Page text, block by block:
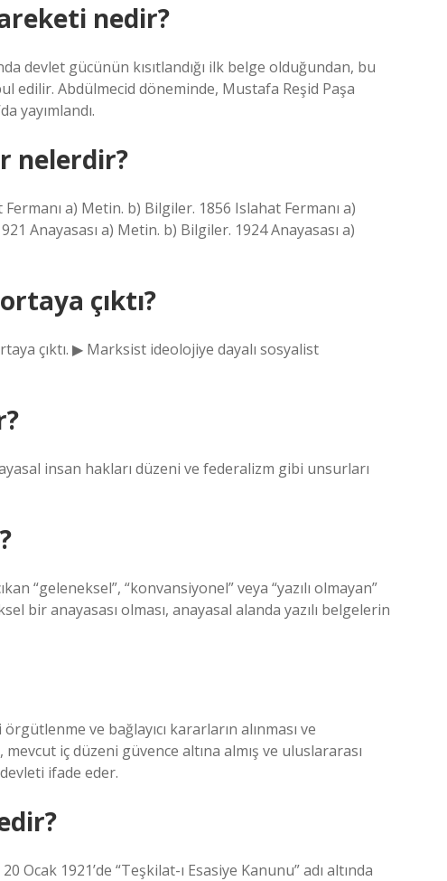
nedir?
devlet gücünün kısıtlandığı ilk belge olduğundan, bu
edilir. Abdülmecid döneminde, Mustafa Reşid Paşa
yayımlandı.
nelerdir?
a) Metin. b) Bilgiler. 1856 Islahat Fermanı a)
Anayasası a) Metin. b) Bilgiler. 1924 Anayasası a)
çıktı?
çıktı. ▶ Marksist ideolojiye dayalı sosyalist
insan hakları düzeni ve federalizm gibi unsurları
“geleneksel”, “konvansiyonel” veya “yazılı olmayan”
bir anayasası olması, anayasal alanda yazılı belgelerin
ve bağlayıcı kararların alınması ve
iç düzeni güvence altına almış ve uluslararası
ifade eder.
Ocak 1921’de “Teşkilat-ı Esasiye Kanunu” adı altında